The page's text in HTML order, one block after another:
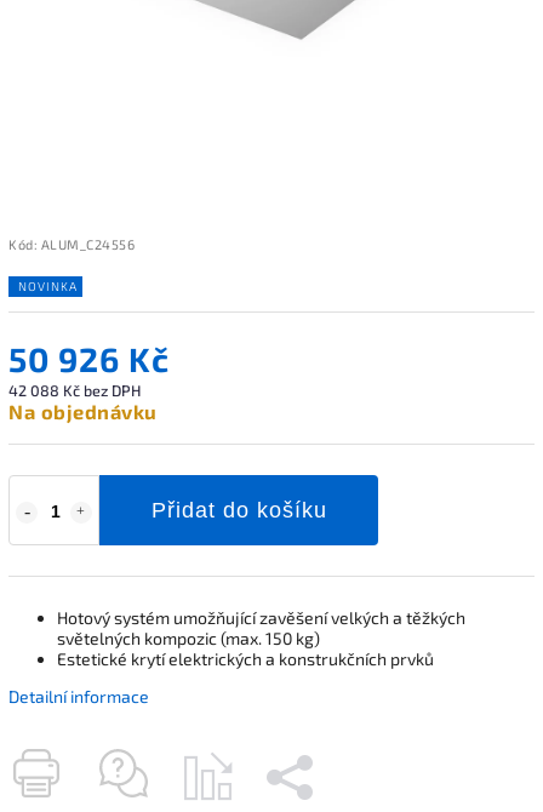
Kód: ALUM_C24556
NOVINKA
50 926 Kč
42 088 Kč bez DPH
Na objednávku
Přidat do košíku
Hotový systém umožňující zavěšení velkých a těžkých
světelných kompozic (max. 150 kg)
Estetické krytí elektrických a konstrukčních prvků
Detailní informace